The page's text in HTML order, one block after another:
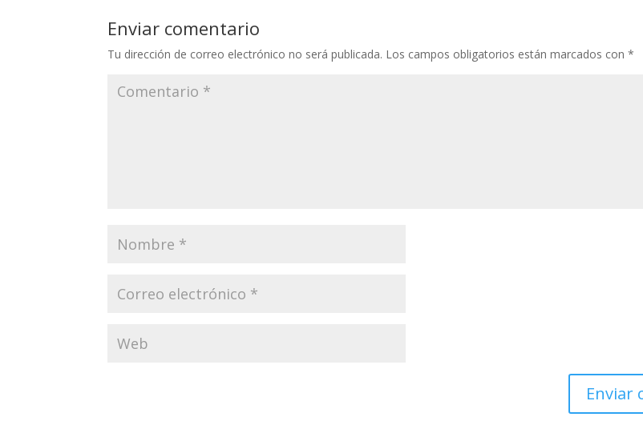
Enviar comentario
Tu dirección de correo electrónico no será publicada. Los campos obligatorios están marcados con*